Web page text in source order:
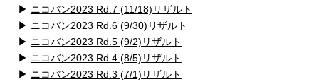
▶ ニコバン2023 Rd.7 (11/18)リザルト
▶ ニコバン2023 Rd.6 (9/30)リザルト
▶ ニコバン2023 Rd.5 (9/2)リザルト
▶ ニコバン2023 Rd.4 (8/5)リザルト
▶ ニコバン2023 Rd.3 (7/1)リザルト